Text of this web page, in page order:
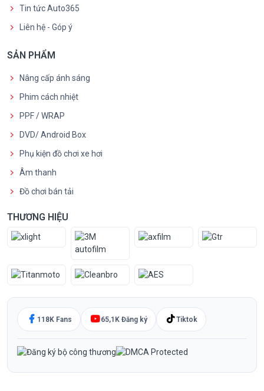
Tin tức Auto365
Liên hệ - Góp ý
SẢN PHẨM
Nâng cấp ánh sáng
Phim cách nhiệt
PPF / WRAP
DVD/ Android Box
Phụ kiện đồ chơi xe hơi
Âm thanh
Đồ chơi bán tải
THƯƠNG HIỆU
118K Fans 65,1K Đăng ký Tiktok